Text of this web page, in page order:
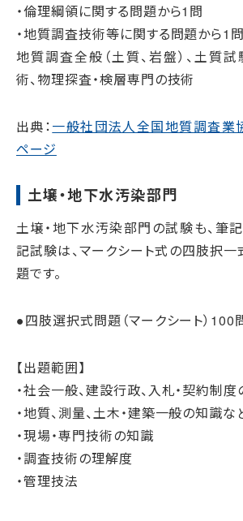
・倫理綱領に関する問題から1問
・地質調査技術等に関する問題から1問
地質調査全般（土質、岩盤）、土質
術、物理探査・検層専門の技術
出典：一般社団法人全国地質調査業
ページ
土壌・地下水汚染部門
土壌・地下水汚染部門の試験も、筆
記試験は、マークシート式の四肢択
題です。
●四肢選択式問題（マークシート）100
【出題範囲】
・社会一般、建設行政、入札・契約制
・地質、測量、土木・建築一般の知識な
・現場・専門技術の知識
・調査技術の理解度
・管理技法